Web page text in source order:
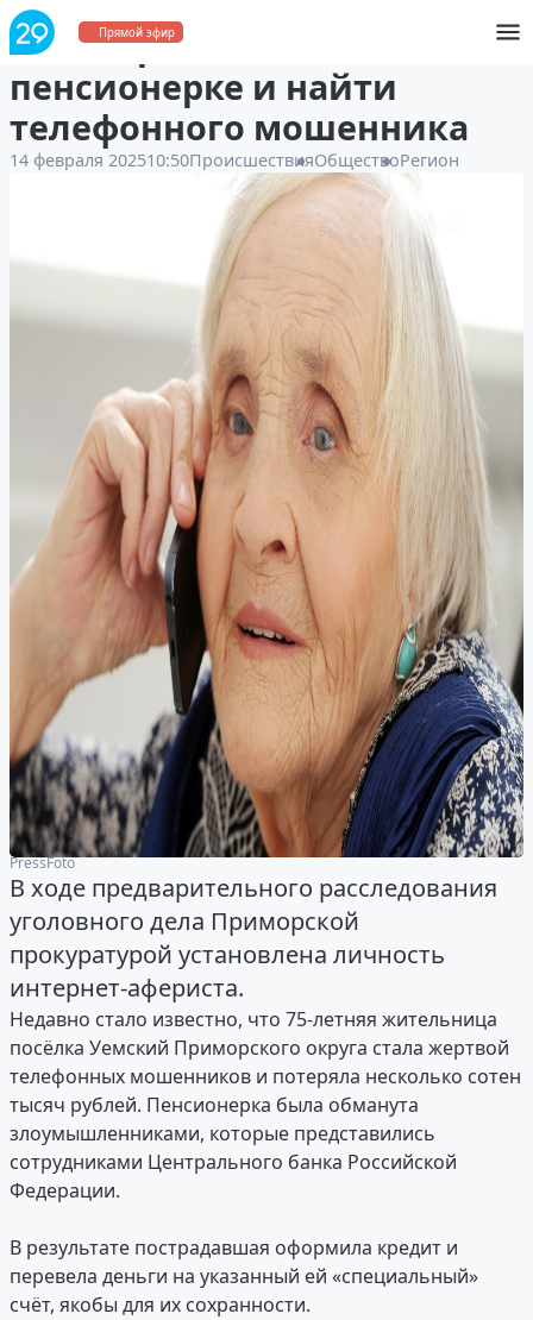
Прямой эфир
В Поморье смогли помочь
пенсионерке и найти
телефонного мошенника
14 февраля 202510:50ПроисшествияОбществоРегион
PressFoto
В ходе предварительного расследования
уголовного дела Приморской
прокуратурой установлена личность
интернет-афериста.
Недавно стало известно, что 75-летняя жительница
посёлка Уемский Приморского округа стала жертвой
телефонных мошенников и потеряла несколько сотен
тысяч рублей. Пенсионерка была обманута
злоумышленниками, которые представились
сотрудниками Центрального банка Российской
Федерации.
В результате пострадавшая оформила кредит и
перевела деньги на указанный ей «специальный»
счёт, якобы для их сохранности.